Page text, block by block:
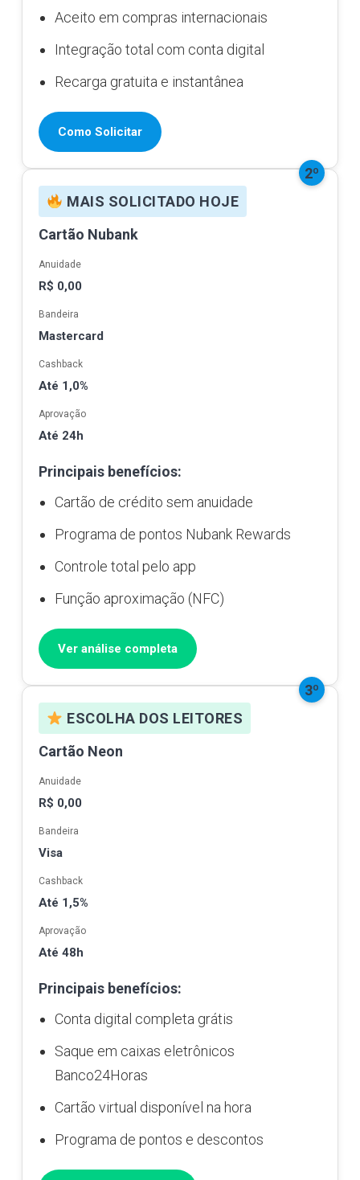
Aceito em compras internacionais
Integração total com conta digital
Recarga gratuita e instantânea
Como Solicitar
2º
MAIS SOLICITADO HOJE
Cartão Nubank
Anuidade
R$ 0,00
Bandeira
Mastercard
Cashback
Até 1,0%
Aprovação
Até 24h
Principais benefícios:
Cartão de crédito sem anuidade
Programa de pontos Nubank Rewards
Controle total pelo app
Função aproximação (NFC)
Ver análise completa
3º
ESCOLHA DOS LEITORES
Cartão Neon
Anuidade
R$ 0,00
Bandeira
Visa
Cashback
Até 1,5%
Aprovação
Até 48h
Principais benefícios:
Conta digital completa grátis
Saque em caixas eletrônicos
Banco24Horas
Cartão virtual disponível na hora
Programa de pontos e descontos